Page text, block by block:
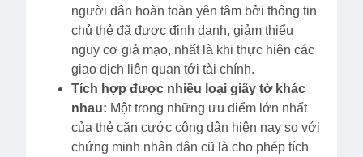
người dân hoàn toàn yên tâm bởi thông tin
chủ thẻ đã được định danh, giảm thiểu
nguy cơ giả mạo, nhất là khi thực hiện các
giao dịch liên quan tới tài chính.
Tích hợp được nhiều loại giấy tờ khác
nhau: Một trong những ưu điểm lớn nhất
của thẻ căn cước công dân hiện nay so với
chứng minh nhân dân cũ là cho phép tích